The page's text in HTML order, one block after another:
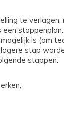
te
is (om
stap
stappen: